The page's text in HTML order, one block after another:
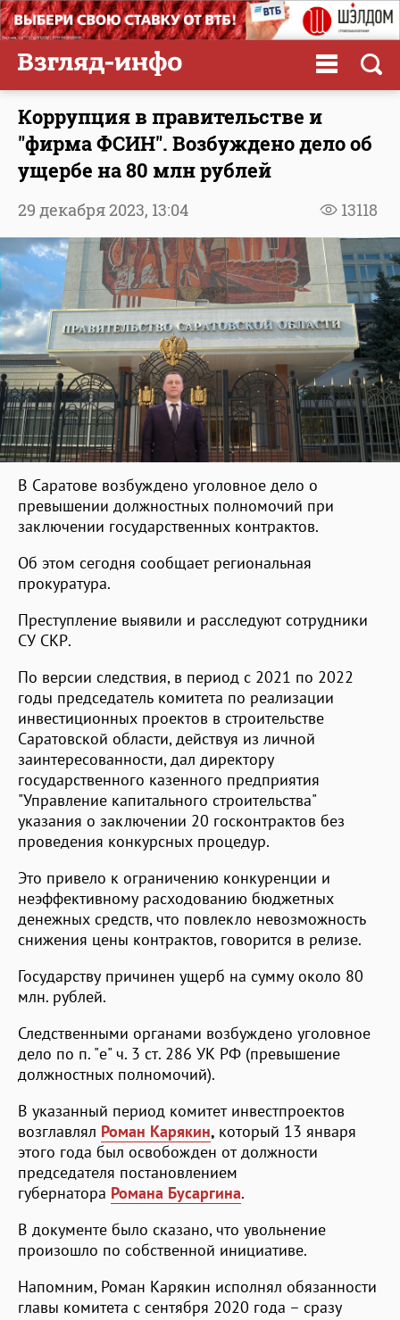
Коррупция в правительстве и
"фирма ФСИН". Возбуждено дело об
ущербе на 80 млн рублей
13118
29 декабря 2023, 13:04
В Саратове возбуждено уголовное дело о
превышении должностных полномочий при
заключении государственных контрактов.
Об этом сегодня сообщает региональная
прокуратура.
Преступление выявили и расследуют сотрудники
СУ СКР.
По версии следствия, в период с 2021 по 2022
годы председатель комитета по реализации
инвестиционных проектов в строительстве
Саратовской области, действуя из личной
заинтересованности, дал директору
государственного казенного предприятия
"Управление капитального строительства"
указания о заключении 20 госконтрактов без
проведения конкурсных процедур.
Это привело к ограничению конкуренции и
неэффективному расходованию бюджетных
денежных средств, что повлекло невозможность
снижения цены контрактов, говорится в релизе.
Государству причинен ущерб на сумму около 80
млн. рублей.
Следственными органами возбуждено уголовное
дело по п. "е" ч. 3 ст. 286 УК РФ (превышение
должностных полномочий).
В указанный период комитет инвестпроектов
возглавлял Роман Карякин, который 13 января
этого года был освобожден от должности
председателя постановлением
губернатора Романа Бусаргина.
В документе было сказано, что увольнение
произошло по собственной инициативе.
Напомним, Роман Карякин исполнял обязанности
главы комитета с сентября 2020 года – сразу